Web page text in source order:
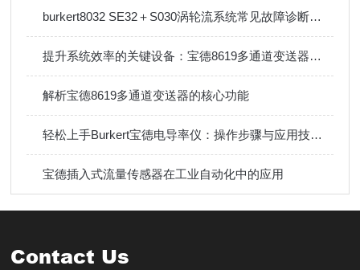
burkert8032 SE32＋S030涡轮流系统常见故障诊断与排除方法
提升系统效率的关键设备：宝德8619多通道变送器技术详解
解析宝德8619多通道变送器的核心功能
轻松上手Burkert宝德电导率仪：操作步骤与应用技巧指南
宝德插入式流量传感器在工业自动化中的应用
Contact Us